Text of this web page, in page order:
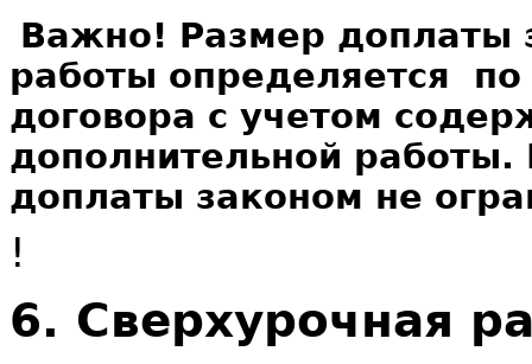
Важно! Размер доплаты
работы определяется
договора с учетом
дополнительной
доплаты законом не
!
6. Сверхурочная